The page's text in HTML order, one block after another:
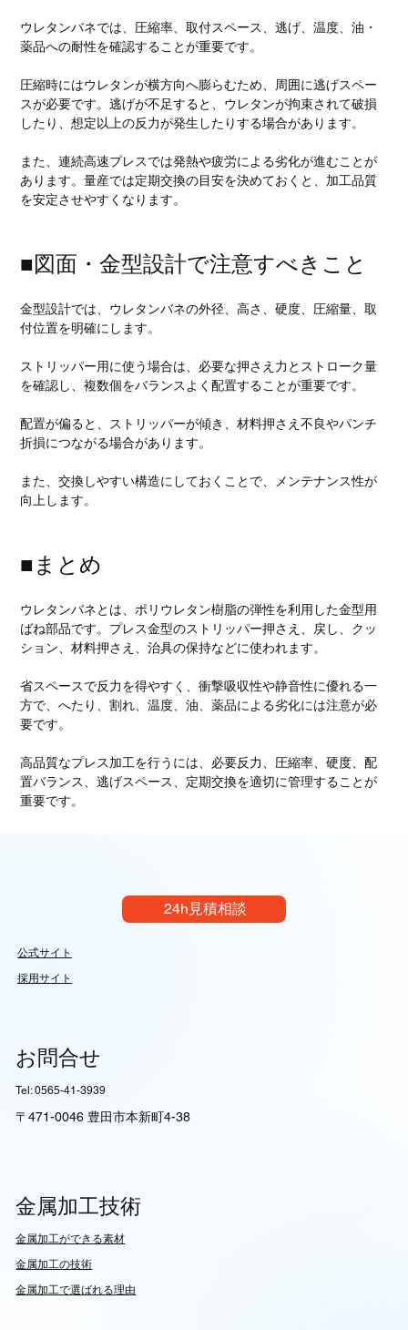
ウレタンバネでは、圧縮率、取付スペース、逃げ、温度、油・
薬品への耐性を確認することが重要です。
圧縮時にはウレタンが横方向へ膨らむため、周囲に逃げスペー
スが必要です。逃げが不足すると、ウレタンが拘束されて破損
したり、想定以上の反力が発生したりする場合があります。
また、連続高速プレスでは発熱や疲労による劣化が進むことが
あります。量産では定期交換の目安を決めておくと、加工品質
を安定させやすくなります。
■図面・金型設計で注意すべきこと
金型設計では、ウレタンバネの外径、高さ、硬度、圧縮量、取
付位置を明確にします。
ストリッパー用に使う場合は、必要な押さえ力とストローク量
を確認し、複数個をバランスよく配置することが重要です。
配置が偏ると、ストリッパーが傾き、材料押さえ不良やパンチ
折損につながる場合があります。
また、交換しやすい構造にしておくことで、メンテナンス性が
向上します。
■まとめ
ウレタンバネとは、ポリウレタン樹脂の弾性を利用した金型用
ばね部品です。プレス金型のストリッパー押さえ、戻し、クッ
ション、材料押さえ、治具の保持などに使われます。
省スペースで反力を得やすく、衝撃吸収性や静音性に優れる一
方で、へたり、割れ、温度、油、薬品による劣化には注意が必
要です。
高品質なプレス加工を行うには、必要反力、圧縮率、硬度、配
置バランス、逃げスペース、定期交換を適切に管理することが
重要です。
24h見積相談
公式サイト
採用サイト
お問合せ
Tel: 0565-41-3939
〒471-0046 豊田市本新町4-38
金属加工技術
​金属加工ができる素材
​金属加工の技術
金属加工で選ばれる理由